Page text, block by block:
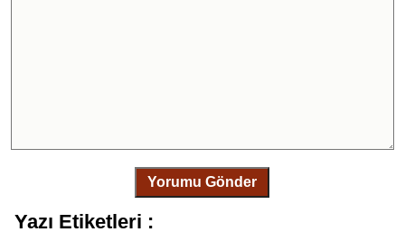
Yorumu Gönder
Yazı Etiketleri :